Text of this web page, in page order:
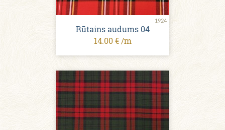
1924
Rūtains audums 04
14.00 € /m